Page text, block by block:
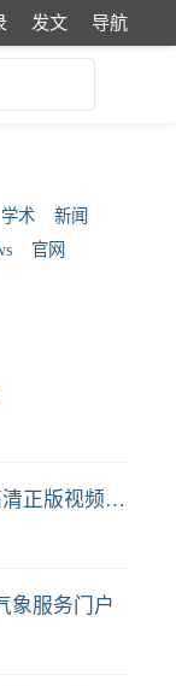
发文 导航
学术
新闻
官网
星空影院-好看的电影大全_高清正版视频在线观看_热搜电影在线观看
象服务门户